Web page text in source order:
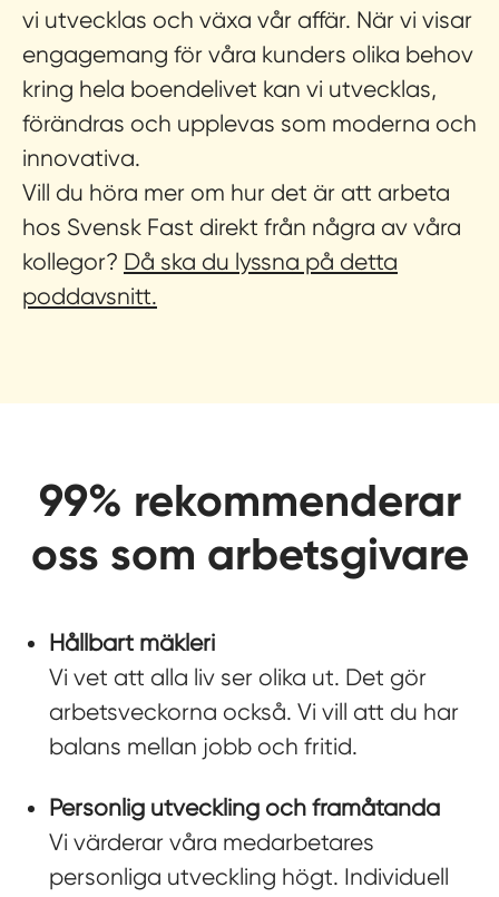
vi utvecklas och växa vår affär. När vi visar
engagemang för våra kunders olika behov
kring hela boendelivet kan vi utvecklas,
förändras och upplevas som moderna och
innovativa.
Vill du höra mer om hur det är att arbeta
hos Svensk Fast direkt från några av våra
kollegor? Då ska du lyssna på detta
poddavsnitt.
99% rekommenderar
oss som arbetsgivare
Hållbart mäkleri
Vi vet att alla liv ser olika ut. Det gör
arbetsveckorna också. Vi vill att du har
balans mellan jobb och fritid.
Personlig utveckling och framåtanda
Vi värderar våra medarbetares
personliga utveckling högt. Individuell